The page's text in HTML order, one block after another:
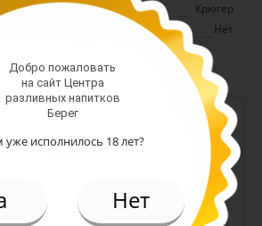
Крюгер
Нет
Арт. 10990
темное
Добро пожаловать
на сайт Центра
разливных напитков
Берег
уже исполнилось 18 лет?
Нет